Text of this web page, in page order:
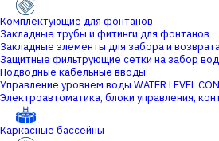
Комплектующие для фонтанов
Закладные трубы и фитинги для фонтанов
Закладные элементы для забора и
Защитные фильтрующие сетки на забор
Подводные кабельные вводы
Управление уровнем воды WATER LEVEL
Электроавтоматика, блоки управления,
Каркасные бассейны